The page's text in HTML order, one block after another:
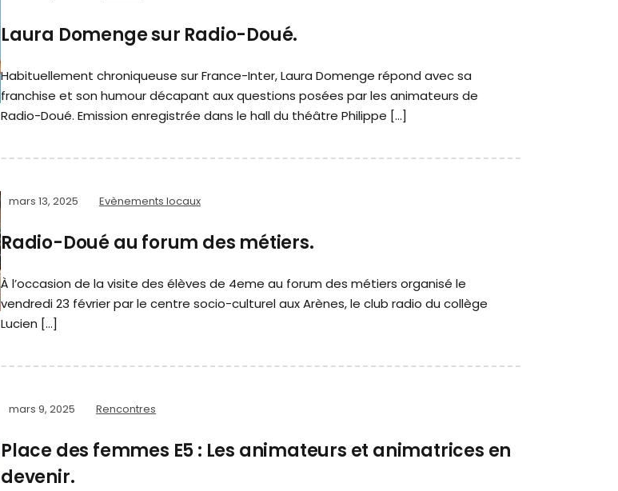
Laura Domenge sur Radio-Doué.
Habituellement chroniqueuse sur France-Inter, Laura Domenge répond avec sa
franchise et son humour décapant aux questions posées par les animateurs de
Radio-Doué. Emission enregistrée dans le hall du théâtre Philippe […]
mars 13, 2025 Evènements locaux
Radio-Doué au forum des métiers.
À l’occasion de la visite des élèves de 4eme au forum des métiers organisé le
vendredi 23 février par le centre socio-culturel aux Arènes, le club radio du collège
Lucien […]
mars 9, 2025 Rencontres
Place des femmes E5 : Les animateurs et animatrices en
devenir.